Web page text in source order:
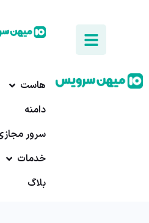
هاست
دامنه
سرور مجازی
خدمات
بلاگ